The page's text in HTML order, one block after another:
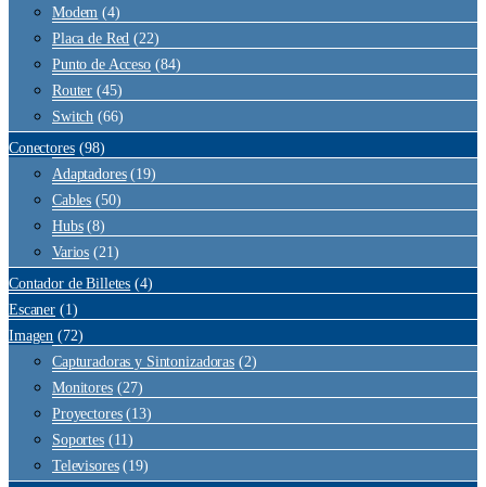
Modem (4)
Placa de Red (22)
Punto de Acceso (84)
Router (45)
Switch (66)
Conectores (98)
Adaptadores (19)
Cables (50)
Hubs (8)
Varios (21)
Contador de Billetes (4)
Escaner (1)
Imagen (72)
Capturadoras y Sintonizadoras (2)
Monitores (27)
Proyectores (13)
Soportes (11)
Televisores (19)